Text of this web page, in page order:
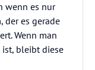
wenn es nur
der es gerade
Wenn man
bleibt diese